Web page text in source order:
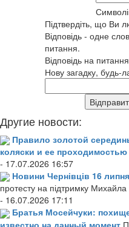
Підтвердіть, що Ви
Відповідь - одне
питання.
Відповідь на
Нову загадку, будь-
Другие новости:
Правило золотой
коляски и ее проходимостью
- 17.07.2026 16:57
Новини Чернівців 16 липня
протесту на підтримку Михайла
- 16.07.2026 17:11
Братья Мосейчуки:
известно на данный момент